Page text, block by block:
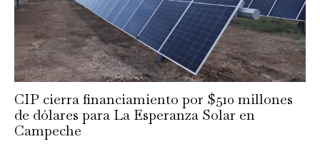
CIP cierra financiamiento por $510 millones
de dólares para La Esperanza Solar en
Campeche